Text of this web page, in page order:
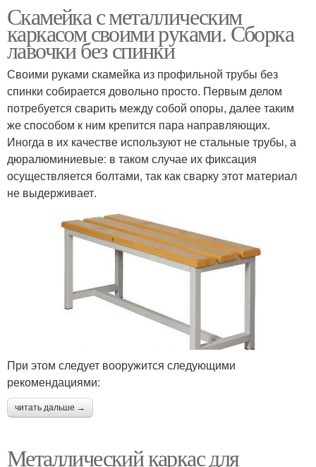
Скамейка с металлическим
каркасом своими руками. Сборка
лавочки без спинки
Своими руками скамейка из профильной трубы без
спинки собирается довольно просто. Первым делом
потребуется сварить между собой опоры, далее таким
же способом к ним крепится пара направляющих.
Иногда в их качестве используют не стальные трубы, а
дюралюминиевые: в таком случае их фиксация
осуществляется болтами, так как сварку этот материал
не выдерживает.
При этом следует вооружится следующими
рекомендациями:
читать дальше →
Металлический каркас для